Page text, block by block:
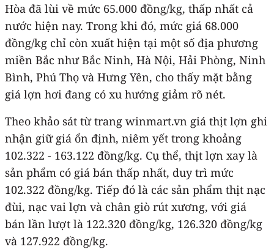
Hòa đã lùi về mức 65.000 đồng/kg, thấp nhất cả
nước hiện nay. Trong khi đó, mức giá 68.000
đồng/kg chỉ còn xuất hiện tại một số địa phương
miền Bắc như Bắc Ninh, Hà Nội, Hải Phòng, Ninh
Bình, Phú Thọ và Hưng Yên, cho thấy mặt bằng
giá lợn hơi đang có xu hướng giảm rõ nét.
Theo khảo sát từ trang winmart.vn giá thịt lợn ghi
nhận giữ giá ổn định, niêm yết trong khoảng
102.322 - 163.122 đồng/kg. Cụ thể, thịt lợn xay là
sản phẩm có giá bán thấp nhất, duy trì mức
102.322 đồng/kg. Tiếp đó là các sản phẩm thịt nạc
đùi, nạc vai lợn và chân giò rút xương, với giá
bán lần lượt là 122.320 đồng/kg, 126.320 đồng/kg
và 127.922 đồng/kg.